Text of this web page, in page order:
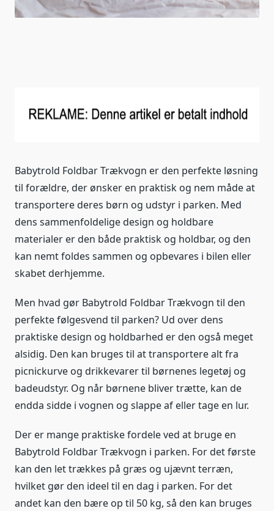
Babytrold Foldbar Trækvogn er den perfekte løsning
til forældre, der ønsker en praktisk og nem måde at
transportere deres børn og udstyr i parken. Med
dens sammenfoldelige design og holdbare
materialer er den både praktisk og holdbar, og den
kan nemt foldes sammen og opbevares i bilen eller
skabet derhjemme.
Men hvad gør Babytrold Foldbar Trækvogn til den
perfekte følgesvend til parken? Ud over dens
praktiske design og holdbarhed er den også meget
alsidig. Den kan bruges til at transportere alt fra
picnickurve og drikkevarer til børnenes legetøj og
badeudstyr. Og når børnene bliver trætte, kan de
endda sidde i vognen og slappe af eller tage en lur.
Der er mange praktiske fordele ved at bruge en
Babytrold Foldbar Trækvogn i parken. For det første
kan den let trækkes på græs og ujævnt terræn,
hvilket gør den ideel til en dag i parken. For det
andet kan den bære op til 50 kg, så den kan bruges